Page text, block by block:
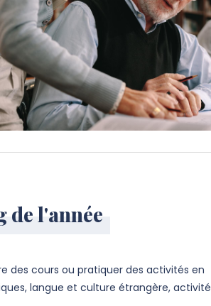
de l'année
des cours ou pratiquer des activités en
langue et culture étrangère, activité